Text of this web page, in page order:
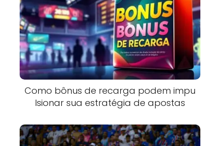
Como bônus de recarga podem impu
lsionar sua estratégia de apostas